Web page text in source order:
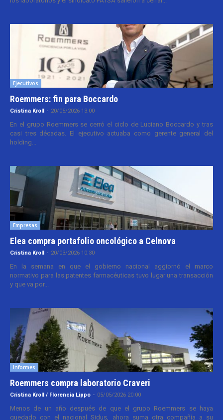
Ejecutivos
Roemmers: fin para Boccardo
Cristina Kroll - 20/05/2026 13:00
En el grupo Roemmers se cerró el ciclo de Luciano Boccardo y tras
casi tres décadas. El ejecutivo actuaba como gerente general del
holding...
Empresas
Elea compra portafolio oncológico a Celnova
Cristina Kroll - 20/03/2026 10:30
En la semana en que el gobierno nacional aggiornó el marco
normativo para las patentes farmacéuticas tuvo lugar una transacción
y que va por...
Informes
Roemmers compra laboratorio Craveri
Cristina Kroll / Florencia Lippo - 05/05/2026 20:00
Menos de un año después de que el grupo Roemmers se haya
quedado con el nacional Sidus, ahora suma otra compañía a su